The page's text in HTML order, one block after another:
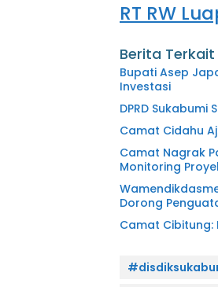
RT RW
Berita Terkait
Bupati Asep
Investasi
DPRD
Camat Cidahu
Camat Nagrak
Monitoring
Dorong
Camat Cibitung: